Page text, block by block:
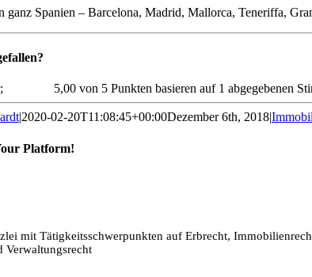
ganz Spanien – Barcelona, Madrid, Mallorca, Teneriffa,
5,00 von 5 Punkten basieren auf 1 abgegebenen
|2020-02-20T11:08:45+00:00Dezember 6th, 2018|
Platform!
mit Tätigkeitsschwerpunkten auf Erbrecht,
Verwaltungsrecht